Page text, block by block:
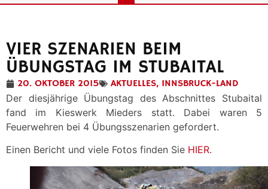
VIER SZENARIEN BEIM
ÜBUNGSTAG IM STUBAITAL
20. OKTOBER 2015 AKTUELLES, INNSBRUCK-LAND
Der diesjährige Übungstag des Abschnittes Stubaital
fand im Kieswerk Mieders statt. Dabei waren 5
Feuerwehren bei 4 Übungsszenarien gefordert.
Einen Bericht und viele Fotos finden Sie HIER.